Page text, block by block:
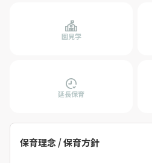
園見学
延長保育
保育理念 / 保育方針